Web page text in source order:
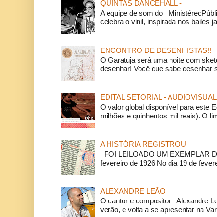
QUINTAS DANCEHALL -
A equipe de som do
celebra o vinil, inspirada nos bailes
ENCONTRO DE DESENHISTAS!!
O Garatuja será uma noite com
desenhar! Você que sabe desenhar
EDITAL SETORIAL - AUDIOVISUAL
O valor global disponível para este
milhões e quinhentos mil reais). O
A HISTÓRIA REGISTROU
FOI LEILOADO UM EXEMPLAR
fevereiro de 1926 No dia 19 de
ALEXANDRE LEÃO
O cantor e compositor Alexandre
verão, e volta a se apresentar na